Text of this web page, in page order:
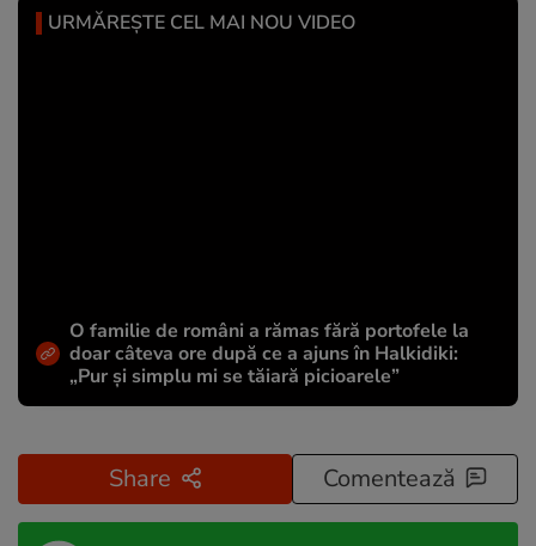
URMĂREȘTE CEL MAI NOU VIDEO
O familie de români a rămas fără portofele la
doar câteva ore după ce a ajuns în Halkidiki:
„Pur și simplu mi se tăiară picioarele”
Share Comentează